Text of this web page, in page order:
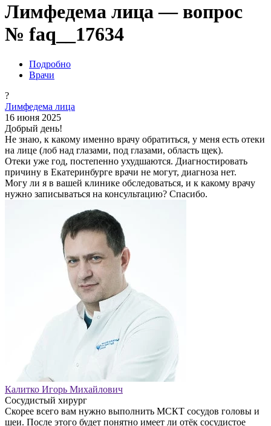
Лимфедема лица — вопрос
№ faq__17634
Подробно
Врачи
?
Лимфедема лица
16 июня 2025
Добрый день!
Не знаю, к какому именно врачу обратиться, у меня есть отеки
на лице (лоб над глазами, под глазами, область щек).
Отеки уже год, постепенно ухудшаются. Диагностировать
причину в Екатеринбурге врачи не могут, диагноза нет.
Могу ли я в вашей клинике обследоваться, и к какому врачу
нужно записываться на консультацию? Спасибо.
Калитко Игорь Михайлович
Сосудистый хирург
Скорее всего вам нужно выполнить МСКТ сосудов головы и
шеи. После этого будет понятно имеет ли отёк сосудистое